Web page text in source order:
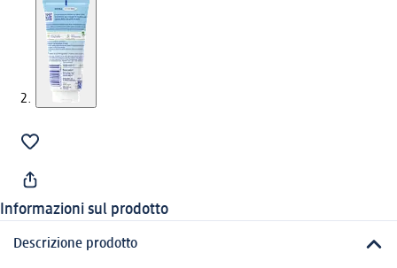
Informazioni sul prodotto
Descrizione prodotto